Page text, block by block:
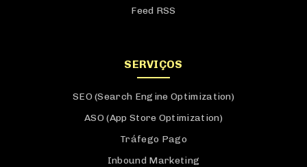
Feed RSS
SERVIÇOS
SEO (Search Engine Optimization)
ASO (App Store Optimization)
Tráfego Pago
Inbound Marketing